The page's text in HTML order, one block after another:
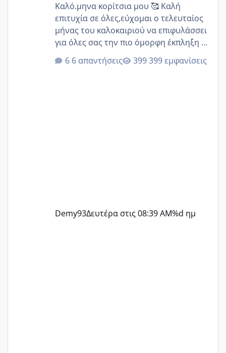
Καλό.μηνα κορίτσια μου 🥰 Καλή
επιτυχία σε όλες,εύχομαι ο τελευταίος
μήνας του καλοκαιριού να επιφυλάσσει
για όλες σας την πιο όμορφη έκπληξη 🧿
@Elk @Melikara86 @Παρασκευαιδου
@Zenia z @melitiniღ @Christi.D.
6 απαντήσεις 399 εμφανίσεις
Demy93Δευτέρα στις 08:39 AM%d ημ